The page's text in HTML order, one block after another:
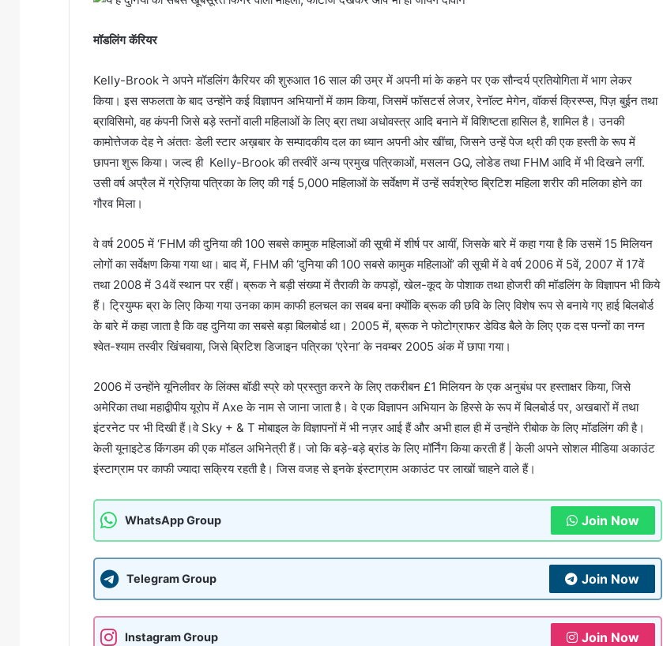
मॉडलिंग कॅरियर
Kelly-Brook ने अपने मॉडलिंग कैरियर की शुरुआत 16 साल की उम्र में अपनी मां के कहने पर एक सौन्दर्य प्रतियोगिता में भाग लेकर
किया। इस सफलता के बाद उन्होंने कई विज्ञापन अभियानों में काम किया, जिसमें फॉसटर्स लेजर, रेनॉल्ट मेगेन, वॉकर्स क्रिस्प्स, पिज़ बुईन तथा
ब्राविसिमो, वह कंपनी जिसे बड़े स्तनों वाली महिलाओं के लिए ब्रा तथा अधोवस्त्र आदि बनाने में विशिष्टता हासिल है, शामिल है। उनकी
कामोत्तेजक देह ने अंततः डेली स्टार अख़बार के सम्पादकीय दल का ध्यान अपनी ओर खींचा, जिसने उन्हें पेज थ्री की एक हस्ती के रूप में
छापना शुरू किया। जल्द ही Kelly-Brook की तस्वीरें अन्य प्रमुख पत्रिकाओं, मसलन GQ, लोडेड तथा FHM आदि में भी दिखने लगीं.
उसी वर्ष अप्रैल में ग्रेज़िया पत्रिका के लिए की गई 5,000 महिलाओं के सर्वेक्षण में उन्हें सर्वश्रेष्ठ ब्रिटिश महिला शरीर की मलिका होने का
गौरव मिला।
वे वर्ष 2005 में ‘FHM की दुनिया की 100 सबसे कामुक महिलाओं की सूची में शीर्ष पर आयीं, जिसके बारे में कहा गया है कि उसमें 15 मिलियन
लोगों का सर्वेक्षण किया गया था। बाद में, FHM की ‘दुनिया की 100 सबसे कामुक महिलाओं’ की सूची में वे वर्ष 2006 में 5वें, 2007 में 17वें
तथा 2008 में 34वें स्थान पर रहीं। ब्रूक ने बड़ी संख्या में तैराकी के कपड़ों, खेल-कूद के पोशाक तथा होजरी की मॉडलिंग के विज्ञापन भी किये
हैं। ट्रियुम्फ ब्रा के लिए किया गया उनका काम काफी हलचल का सबब बना क्योंकि ब्रूक की छवि के लिए विशेष रूप से बनाये गए हाई बिलबोर्ड
के बारे में कहा जाता है कि वह दुनिया का सबसे बड़ा बिलबोर्ड था। 2005 में, ब्रूक ने फोटोग्राफर डेविड बैले के लिए एक दस पन्नों का नग्न
श्वेत-श्याम तस्वीर खिंचवाया, जिसे ब्रिटिश डिजाइन पत्रिका ‘एरेना’ के नवम्बर 2005 अंक में छापा गया।
2006 में उन्होंने यूनिलीवर के लिंक्स बॉडी स्प्रे को प्रस्तुत करने के लिए तकरीबन £1 मिलियन के एक अनुबंध पर हस्ताक्षर किया, जिसे
अमेरिका तथा महाद्वीपीय यूरोप में Axe के नाम से जाना जाता है। वे एक विज्ञापन अभियान के हिस्से के रूप में बिलबोर्ड पर, अखबारों में तथा
इंटरनेट पर भी दिखी हैं।वे Sky + & T मोबाइल के विज्ञापनों में भी नज़र आई हैं और अभी हाल ही में उन्होंने रीबोक के लिए मॉडलिंग की है।
केली यूनाइटेड किंगडम की एक मॉडल अभिनेत्री हैं। जो कि बड़े-बड़े ब्रांड के लिए मॉर्निंग किया करती हैं | केली अपने सोशल मीडिया अकाउंट
इंस्टाग्राम पर काफी ज्यादा सक्रिय रहती है। जिस वजह से इनके इंस्टाग्राम अकाउंट पर लाखों चाहने वाले हैं।
WhatsApp Group Join Now
Telegram Group Join Now
Instagram Group Join Now